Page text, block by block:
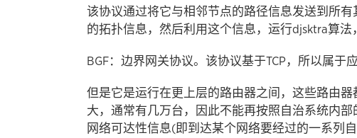
该协议通过将它与相邻节点的路径信息发送到所
的拓扑信息，然后利用这个信息，运行djsktra算法
BGF：边界网关协议。该协议基于TCP，所以属于
但是它是运行在更上层的路由器之间，这些路由
大，通常有几万台，因此不能再按照自治系统内
网络可达性信息(即到达某个网络要经过的一系列